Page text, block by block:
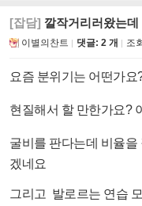
[잡담] 깔작거리러왔는데
이별의찬트 댓글: 2 개 조
요즘 분위기는 어떤가요
현질해서 할 만한가요?
굴비를 판다는데 비율을
겠네요
그리고 발로르는 연습